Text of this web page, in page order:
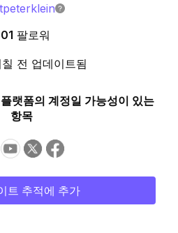
팔로워
전 업데이트됨
랫폼의 계정일 가능성이 있는
항목
트 추적에 추가